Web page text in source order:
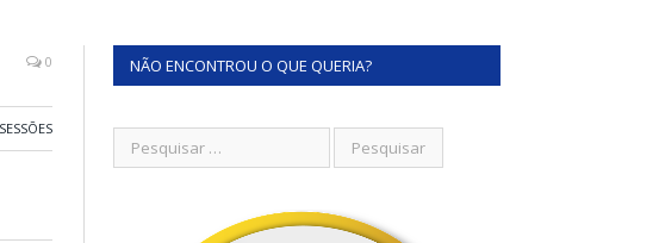
0 NÃO ENCONTROU O QUE QUERIA?